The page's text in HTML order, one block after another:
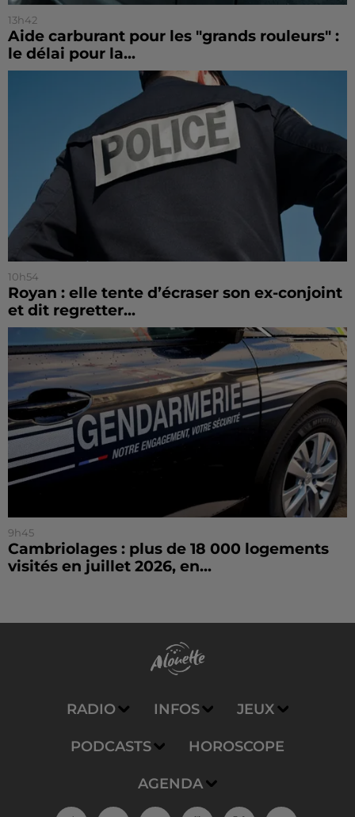
13h42
Aide carburant pour les "grands rouleurs" :
le délai pour la...
10h54
Royan : elle tente d’écraser son ex-conjoint
et dit regretter...
9h45
Cambriolages : plus de 18 000 logements
visités en juillet 2026, en...
RADIO INFOS JEUX
PODCASTS HOROSCOPE
AGENDA